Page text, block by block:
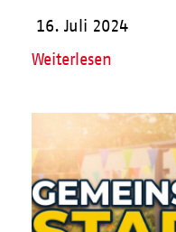
16. Juli 2024
Weiterlesen